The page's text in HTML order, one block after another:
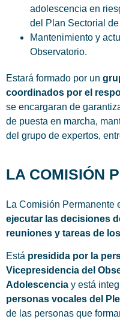
adolescencia en
del Plan Sectorial
Mantenimiento y
Observatorio.
Estará formado por un
coordinados por el
se encargaran de
de puesta en marcha,
del grupo de expertos,
LA COMISIÓN
La Comisión Permanente
ejecutar las decisiones
reuniones y tareas de
Está presidida por la
Vicepresidencia del
Adolescencia y está
personas vocales del
de las personas que